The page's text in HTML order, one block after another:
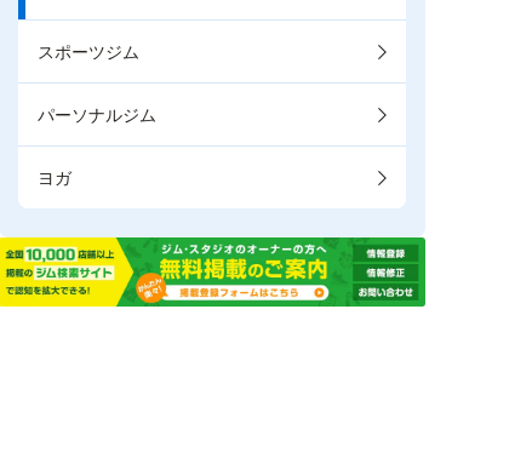
スポーツジム
パーソナルジム
ヨガ